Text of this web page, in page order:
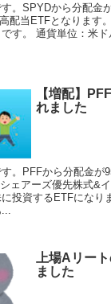
。SPYDから分配金
配当ETFとなりま
す。 通貨単位：米
【増配】
れました
。PFFから分配金が
アーズ優先株式&イ
投資するETFになり
上場Aリー
ました